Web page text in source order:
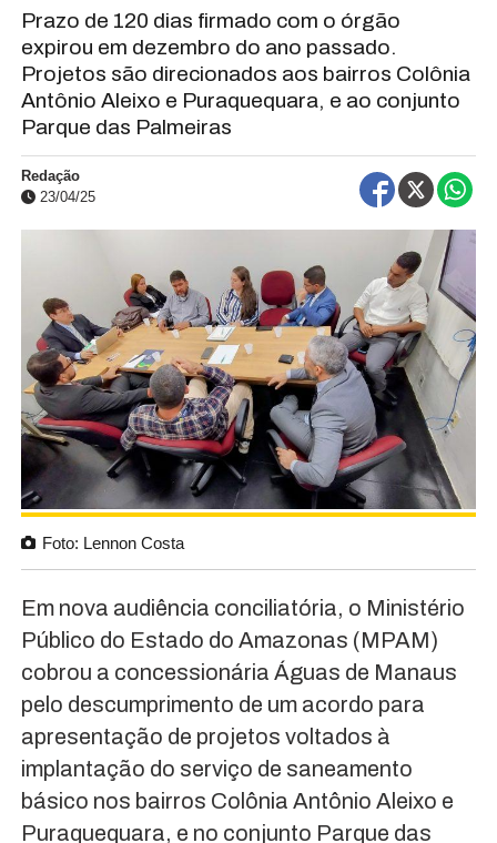
Prazo de 120 dias firmado com o órgão
expirou em dezembro do ano passado.
Projetos são direcionados aos bairros Colônia
Antônio Aleixo e Puraquequara, e ao conjunto
Parque das Palmeiras
Redação
23/04/25
Foto: Lennon Costa
Em nova audiência conciliatória, o Ministério
Público do Estado do Amazonas (MPAM)
cobrou a concessionária Águas de Manaus
pelo descumprimento de um acordo para
apresentação de projetos voltados à
implantação do serviço de saneamento
básico nos bairros Colônia Antônio Aleixo e
Puraquequara, e no conjunto Parque das